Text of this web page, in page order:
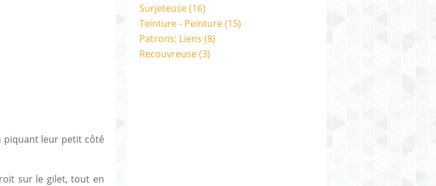
piquant leur petit côté
sur le gilet, tout en
Surjeteuse(16)
Teinture - Peinture(15)
Patrons: Liens (8)
Recouvreuse(3)